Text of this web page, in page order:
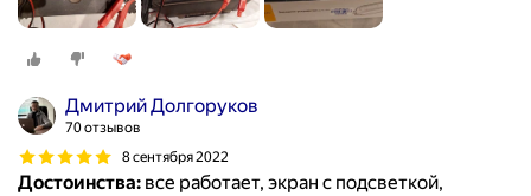
Дмитрий Долгоруков
70 отзывов
8 сентября 2022
Достоинства: все работает, экран с подсветкой,